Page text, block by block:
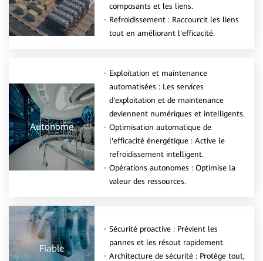
composants et les liens.
Refroidissement : Raccourcit les liens
tout en améliorant l'efficacité.
Exploitation et maintenance
automatisées : Les services
d'exploitation et de maintenance
deviennent numériques et intelligents.
Optimisation automatique de
l'efficacité énergétique : Active le
refroidissement intelligent.
Opérations autonomes : Optimise la
valeur des ressources.
Autonome
Fiable
Sécurité proactive : Prévient les
pannes et les résout rapidement.
Architecture de sécurité : Protège tout,